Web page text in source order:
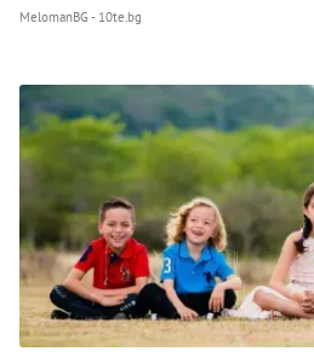
MelomanBG - 10te.bg